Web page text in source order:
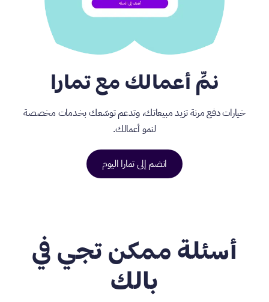
نمِّ أعمالك مع تمارا
خيارات دفع مرنة تزيد مبيعاتك، وتدعم توسّعك بخدمات مخصصة
لنمو أعمالك.
انضم إلى تمارا اليوم
أسئلة ممكن تجي في
بالك